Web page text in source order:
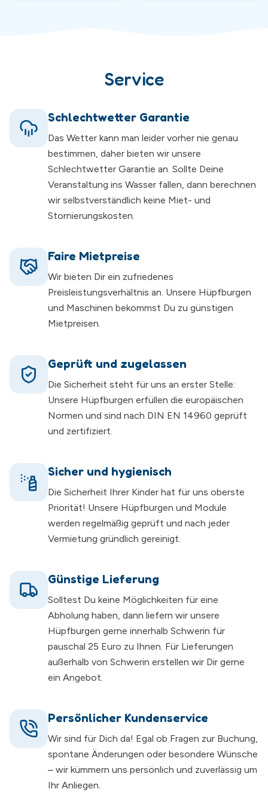
Service
Schlechtwetter Garantie
Das Wetter kann man leider vorher nie genau
bestimmen, daher bieten wir unsere
Schlechtwetter Garantie an. Sollte Deine
Veranstaltung ins Wasser fallen, dann berechnen
wir selbstverständlich keine Miet- und
Stornierungskosten.
Faire Mietpreise
Wir bieten Dir ein zufriedenes
Preisleistungsverhältnis an. Unsere Hüpfburgen
und Maschinen bekommst Du zu günstigen
Mietpreisen.
Geprüft und zugelassen
Die Sicherheit steht für uns an erster Stelle:
Unsere Hüpfburgen erfüllen die europäischen
Normen und sind nach DIN EN 14960 geprüft
und zertifiziert.
Sicher und hygienisch
Die Sicherheit Ihrer Kinder hat für uns oberste
Priorität! Unsere Hüpfburgen und Module
werden regelmäßig geprüft und nach jeder
Vermietung gründlich gereinigt.
Günstige Lieferung
Solltest Du keine Möglichkeiten für eine
Abholung haben, dann liefern wir unsere
Hüpfburgen gerne innerhalb Schwerin für
pauschal 25 Euro zu Ihnen. Für Lieferungen
außerhalb von Schwerin erstellen wir Dir gerne
ein Angebot.
Persönlicher Kundenservice
Wir sind für Dich da! Egal ob Fragen zur Buchung,
spontane Änderungen oder besondere Wünsche
– wir kümmern uns persönlich und zuverlässig um
Ihr Anliegen.